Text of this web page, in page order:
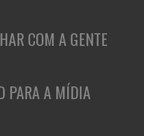
COM A GENTE
PARA A MÍDIA